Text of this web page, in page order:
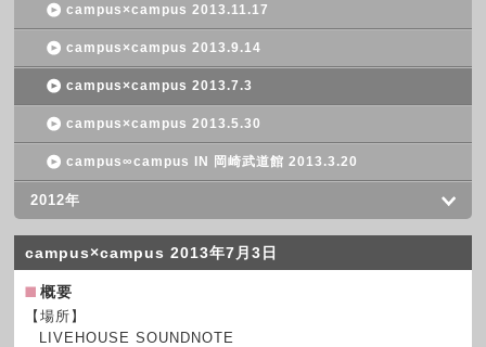
campus×campus 2013.11.17
campus×campus 2013.9.14
campus×campus 2013.7.3
campus×campus 2013.5.30
campus∞campus IN 岡崎武道館 2013.3.20
2012年
campus×campus 2013年7月3日
概要
【場所】
LIVEHOUSE SOUNDNOTE